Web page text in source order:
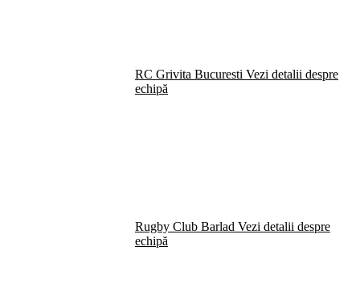
RC Grivita Bucuresti Vezi detalii despre
echipă
Rugby Club Barlad Vezi detalii despre
echipă